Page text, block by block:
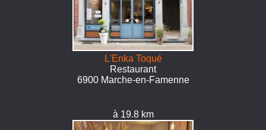
L'Enka Toqué
Restaurant
6900 Marche-en-Famenne
à 19.8 km